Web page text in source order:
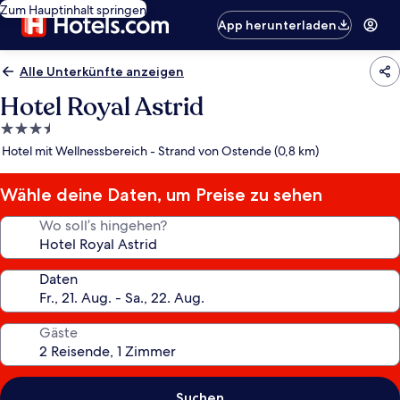
Zum Hauptinhalt springen
App herunterladen
Alle Unterkünfte anzeigen
Hotel Royal Astrid
3.5-
Sterne-
Hotel mit Wellnessbereich - Strand von Ostende (0,8 km)
Wähle deine Daten, um Preise zu sehen
Wo soll’s hingehen?
Daten
Gäste